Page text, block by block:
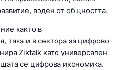
воден от общността.
както в
така и в сектора за цифрово
Ziktalk като универсален
се цифрова икономика.